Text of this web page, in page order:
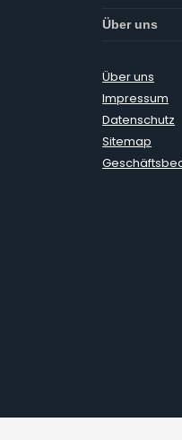
Über uns
Über uns
Impressum
Datenschutz
Sitemap